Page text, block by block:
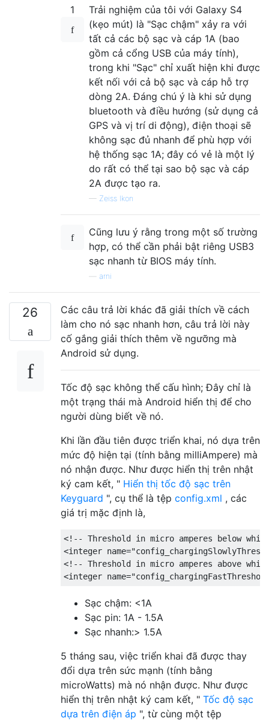
1
Trải nghiệm của tôi với Galaxy S4
(kẹo mút) là "Sạc chậm" xảy ra với
tất cả các bộ sạc và cáp 1A (bao
gồm cả cổng USB của máy tính),
trong khi "Sạc" chỉ xuất hiện khi được
kết nối với cả bộ sạc và cáp hỗ trợ
dòng 2A. Đáng chú ý là khi sử dụng
bluetooth và điều hướng (sử dụng cả
GPS và vị trí di động), điện thoại sẽ
không sạc đủ nhanh để phù hợp với
hệ thống sạc 1A; đây có vẻ là một lý
do rất có thể tại sao bộ sạc và cáp
2A được tạo ra.
— Zeiss Ikon
Cũng lưu ý rằng trong một số trường
hợp, có thể cần phải bật riêng USB3
sạc nhanh từ BIOS máy tính.
arni
26
Các câu trả lời khác đã giải thích về cách
làm cho nó sạc nhanh hơn, câu trả lời này
cố gắng giải thích thêm về ngưỡng mà
Android sử dụng.
Tốc độ sạc không thể cấu hình; Đây chỉ là
một trạng thái mà Android hiển thị để cho
người dùng biết về nó.
Khi lần đầu tiên được triển khai, nó dựa trên
mức độ hiện tại (tính bằng milliAmpere) mà
nó nhận được. Như được hiển thị trên nhật
ký cam kết, " Hiển thị tốc độ sạc trên
Keyguard ", cụ thể là tệp config.xml , các
giá trị mặc định là,
<!-- Threshold in micro amperes below
<integer
<!-- Threshold in micro amperes above
Sạc chậm: <1A
Sạc pin: 1A - 1.5A
Sạc nhanh:> 1.5A
5 tháng sau, việc triển khai đã được thay
đổi dựa trên sức mạnh (tính bằng
microWatts) mà nó nhận được. Như được
hiển thị trên nhật ký cam kết, " Tốc độ sạc
dựa trên điện áp ", từ cùng một tệp